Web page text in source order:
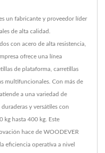
un fabricante y proveedor líder
de alta calidad.
con acero de alta resistencia,
ofrece una línea
de plataforma, carretillas
multifuncionales. Con más de
a una variedad de
y versátiles con
kg hasta 400 kg. Este
hace de WOODEVER
eficiencia operativa a nivel